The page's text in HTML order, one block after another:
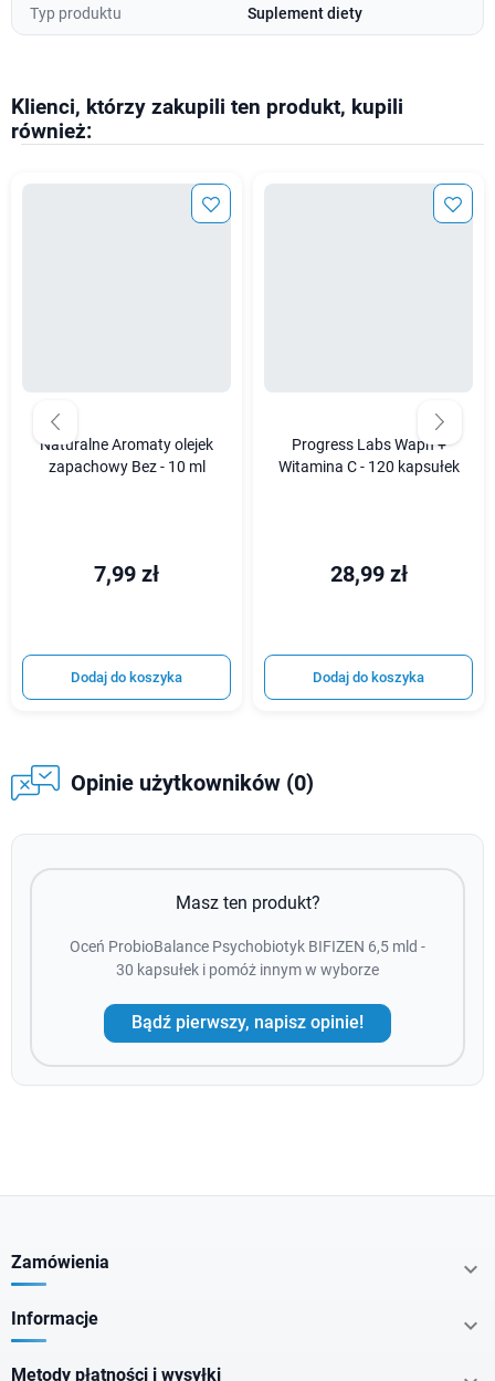
Typ produktu Suplement diety
Klienci, którzy zakupili ten produkt, kupili
również:
Naturalne Aromaty olejek
zapachowy Bez - 10 ml
7,99 zł
Dodaj do koszyka
Progress Labs Wapń +
Witamina C - 120 kapsułek
28,99 zł
Dodaj do koszyka
Opinie użytkowników (0)
Masz ten produkt?
Oceń ProbioBalance Psychobiotyk BIFIZEN 6,5 mld -
30 kapsułek i pomóż innym w wyborze
Bądź pierwszy, napisz opinie!
Zamówienia 
Informacje 
Metody płatności i wysyłki